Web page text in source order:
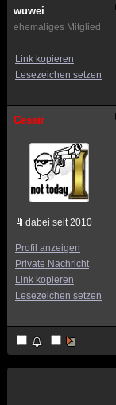
wuwei
ehemaliges Mitglied
Link kopieren
Lesezeichen setzen
Cesair
dabei seit 2010
Profil anzeigen
Private Nachricht
Link kopieren
Lesezeichen setzen